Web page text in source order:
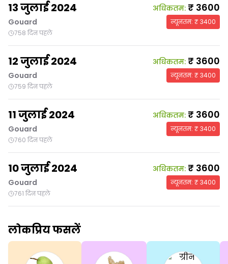
13 जुलाई 2024
Gouard
758 दिन पहले
अधिकतम: ₹ 3600
न्यूनतम: ₹3400
12 जुलाई 2024
Gouard
759 दिन पहले
अधिकतम: ₹ 3600
न्यूनतम: ₹3400
11 जुलाई 2024
Gouard
760 दिन पहले
अधिकतम: ₹ 3600
न्यूनतम: ₹3400
10 जुलाई 2024
Gouard
761 दिन पहले
अधिकतम: ₹ 3600
न्यूनतम: ₹3400
लोकप्रिय फसलें